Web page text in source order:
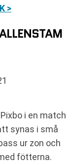
>
i en match
synas i små
ur zon och
fötterna.